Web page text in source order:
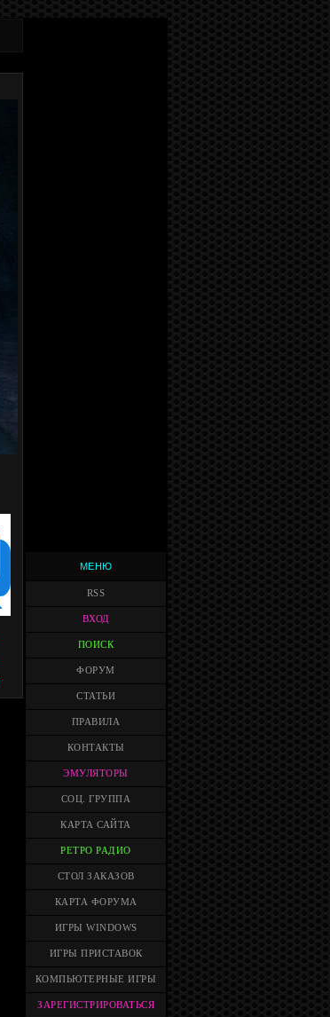
МЕНЮ
RSS
ВХОД
ПОИСК
ФОРУМ
СТАТЬИ
ПРАВИЛА
КОНТАКТЫ
ЭМУЛЯТОРЫ
СОЦ. ГРУППА
КАРТА САЙТА
РЕТРО РАДИО
СТОЛ ЗАКАЗОВ
КАРТА ФОРУМА
ИГРЫ WINDOWS
ИГРЫ ПРИСТАВОК
КОМПЬЮТЕРНЫЕ ИГРЫ
ЗАРЕГИСТРИРОВАТЬСЯ